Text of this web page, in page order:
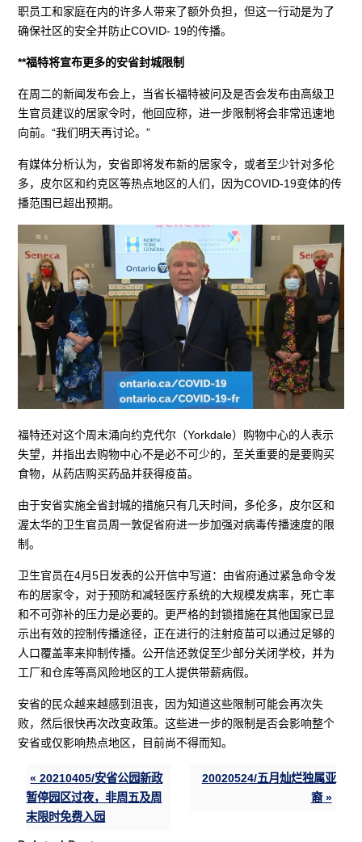
职员工和家庭在内的许多人带来了额外负担，但这一行动是为了
确保社区的安全并防止COVID- 19的传播。
**福特将宣布更多的安省封城限制
在周二的新闻发布会上，当省长福特被问及是否会发布由高级卫
生官员建议的居家令时，他回应称，进一步限制将会非常迅速地
向前。“我们明天再讨论。”
有媒体分析认为，安省即将发布新的居家令，或者至少针对多伦
多，皮尔区和约克区等热点地区的人们，因为COVID-19变体的传
播范围已超出预期。
福特还对这个周末涌向约克代尔（Yorkdale）购物中心的人表示
失望，并指出去购物中心不是必不可少的，至关重要的是要购买
食物，从药店购买药品并获得疫苗。
由于安省实施全省封城的措施只有几天时间，多伦多，皮尔区和
渥太华的卫生官员周一敦促省府进一步加强对病毒传播速度的限
制。
卫生官员在4月5日发表的公开信中写道：由省府通过紧急命令发
布的居家令，对于预防和减轻医疗系统的大规模发病率，死亡率
和不可弥补的压力是必要的。更严格的封锁措施在其他国家已显
示出有效的控制传播途径，正在进行的注射疫苗可以通过足够的
人口覆盖率来抑制传播。公开信还敦促至少部分关闭学校，并为
工厂和仓库等高风险地区的工人提供带薪病假。
安省的民众越来越感到沮丧，因为知道这些限制可能会再次失
败，然后很快再次改变政策。这些进一步的限制是否会影响整个
安省或仅影响热点地区，目前尚不得而知。
« 20210405/安省公园新政
暂停园区过夜，非周五及周
末限时免费入园
20020524/五月灿烂独属亚
裔 »